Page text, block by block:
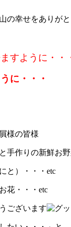
の幸せをありが
すように・・
に・・・
様の皆様
手作りの新鮮お
と）・・・etc
花・・・etc
ございます